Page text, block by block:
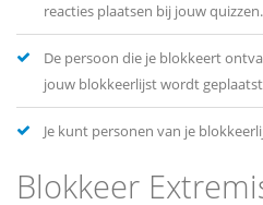
reacties plaatsen bij jouw quizzen.
De persoon die je blokkeert
jouw blokkeerlijst wordt
Je kunt personen van je
Blokkeer